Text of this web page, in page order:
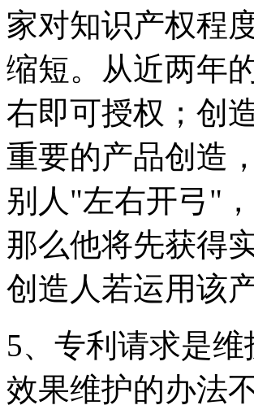
家对知识产权程
缩短。从近两年
右即可授权；创
重要的产品创造
别人"左右开弓"
那么他将先获得
创造人若运用该
5、专利请求是
效果维护的办法